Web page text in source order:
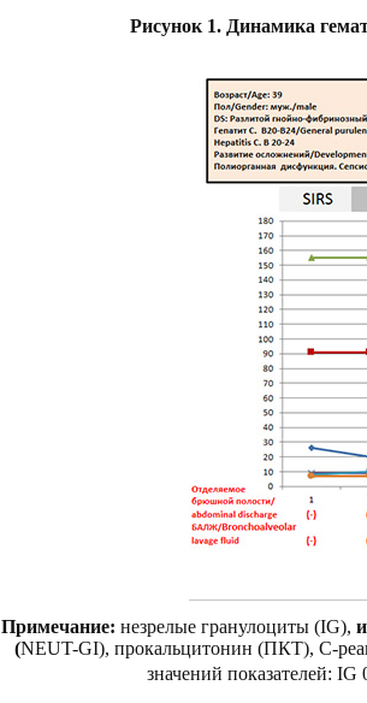
Рисунок 1. Динамика
Примечание: незрелые гранулоциты (IG),и
(NEUT-GI), прокальцитонин (ПКТ), С-
значений показателей: IG